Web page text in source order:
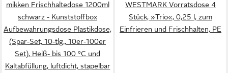
mikken Frischhaltedose 1200ml
schwarz - Kunststoffbox
Aufbewahrungsdose Plastikdose,
(Spar-Set, 10-tlg., 10er-100er
Set), Heiß- bis 100 °C und
Kaltabfüllung, luftdicht, stapelbar
WESTMARK Vorratsdose 4
Stück, »Trio«, 0,25 l, zum
Einfrieren und Frischhalten, PE